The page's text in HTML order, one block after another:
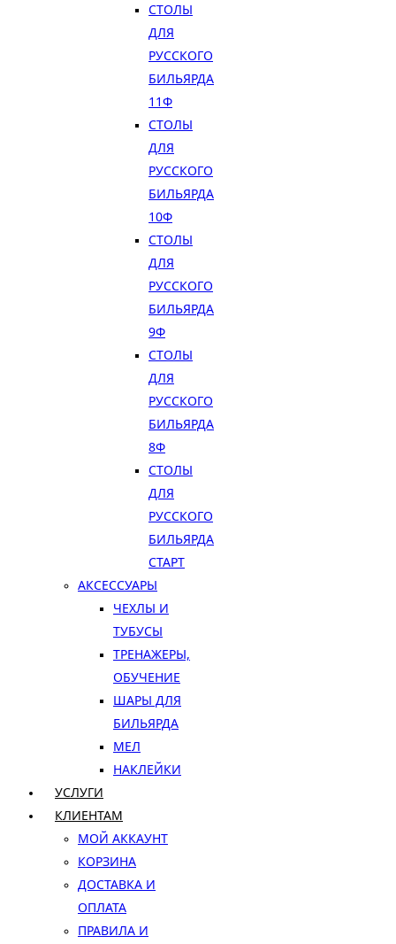
СТОЛЫ
ДЛЯ
РУССКОГО
БИЛЬЯРДА
11Ф
СТОЛЫ
ДЛЯ
РУССКОГО
БИЛЬЯРДА
10Ф
СТОЛЫ
ДЛЯ
РУССКОГО
БИЛЬЯРДА
9Ф
СТОЛЫ
ДЛЯ
РУССКОГО
БИЛЬЯРДА
8Ф
СТОЛЫ
ДЛЯ
РУССКОГО
БИЛЬЯРДА
СТАРТ
АКСЕССУАРЫ
ЧЕХЛЫ И
ТУБУСЫ
ТРЕНАЖЕРЫ,
ОБУЧЕНИЕ
ШАРЫ ДЛЯ
БИЛЬЯРДА
МЕЛ
НАКЛЕЙКИ
УСЛУГИ
КЛИЕНТАМ
МОЙ АККАУНТ
КОРЗИНА
ДОСТАВКА И
ОПЛАТА
ПРАВИЛА И